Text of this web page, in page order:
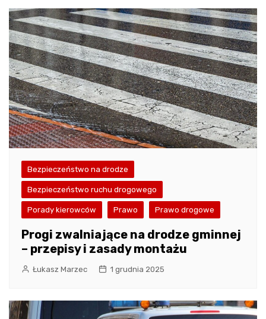
Bezpieczeństwo na drodze
Bezpieczeństwo ruchu drogowego
Porady kierowców Prawo Prawo drogowe
Progi zwalniające na drodze gminnej
– przepisy i zasady montażu
Łukasz Marzec 1 grudnia 2025